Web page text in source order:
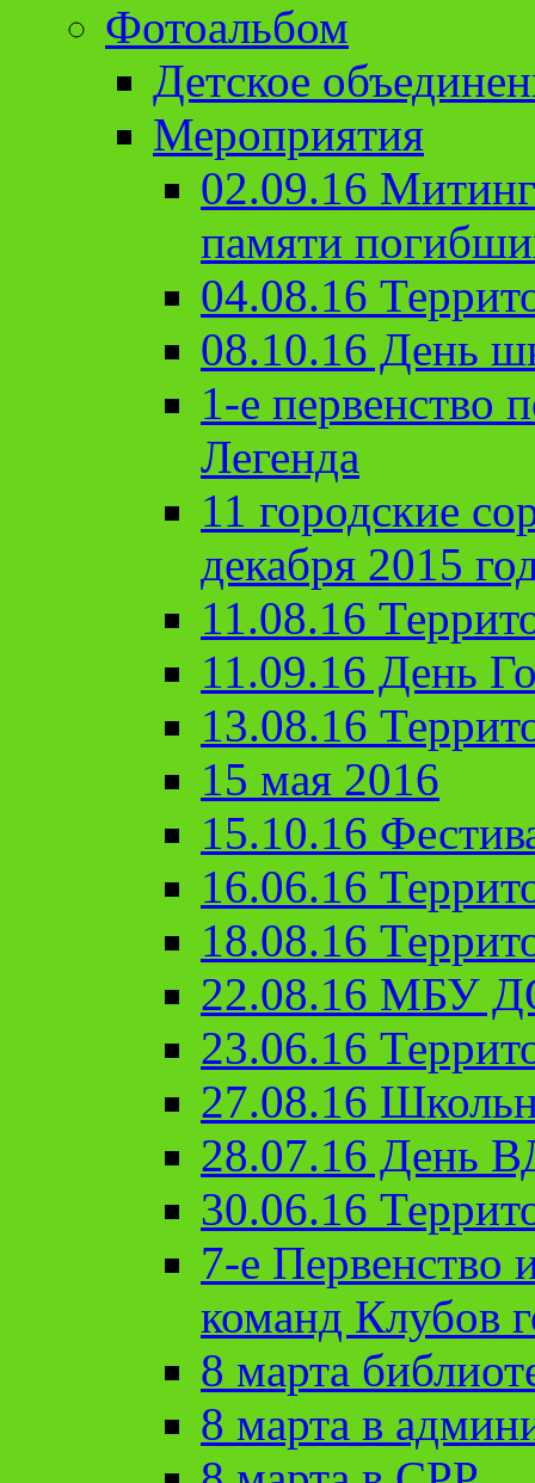
Фотоальбом
Детское
Мероприятия
02.09.16
памяти
04.08.16
08.10.16 День
1-е первенство
Легенда
11 городские
декабря 2015
11.08.16
11.09.16 День
13.08.16
15 мая 2016
15.10.16
16.06.16
18.08.16
22.08.16 МБУ
23.06.16
27.08.16
28.07.16 День
30.06.16
7-е Первенство
команд Клубов
8 марта
8 марта в